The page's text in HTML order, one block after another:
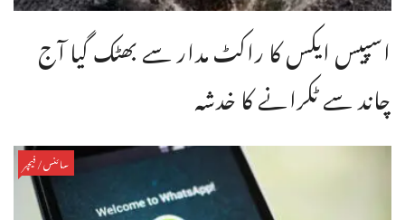
اسپیس ایکس کا راکٹ مدار سے بھٹک گیا آج
چاند سے ٹکرانے کا خدشہ
سائنس/فیچر